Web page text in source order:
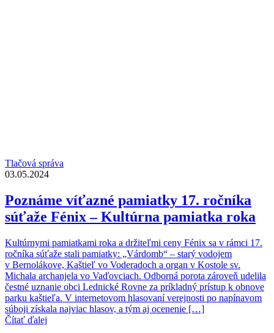
Tlačová správa
03.05.2024
Poznáme víťazné pamiatky 17. ročníka
súťaže Fénix – Kultúrna pamiatka roka
Kultúrnymi pamiatkami roka a držiteľmi ceny Fénix sa v rámci 17.
ročníka súťaže stali pamiatky: „Várdomb“ – starý vodojem
v Bernolákove, Kaštieľ vo Voderadoch a organ v Kostole sv.
Michala archanjela vo Vaďovciach. Odborná porota zároveň udelila
čestné uznanie obci Lednické Rovne za príkladný prístup k obnove
parku kaštieľa. V internetovom hlasovaní verejnosti po napínavom
súboji získala najviac hlasov, a tým aj ocenenie […]
Čítať ďalej